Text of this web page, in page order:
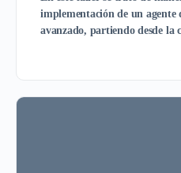
implementación de un
avanzado, partiendo desde